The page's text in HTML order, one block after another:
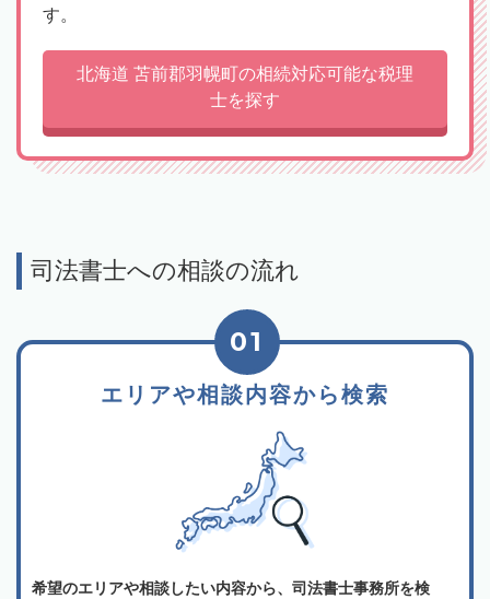
す。
北海道 苫前郡羽幌町の相続対応可能な税理
士を探す
司法書士への相談の流れ
エリアや相談内容から検索
01
希望のエリアや相談したい内容から、司法書士事務所を検